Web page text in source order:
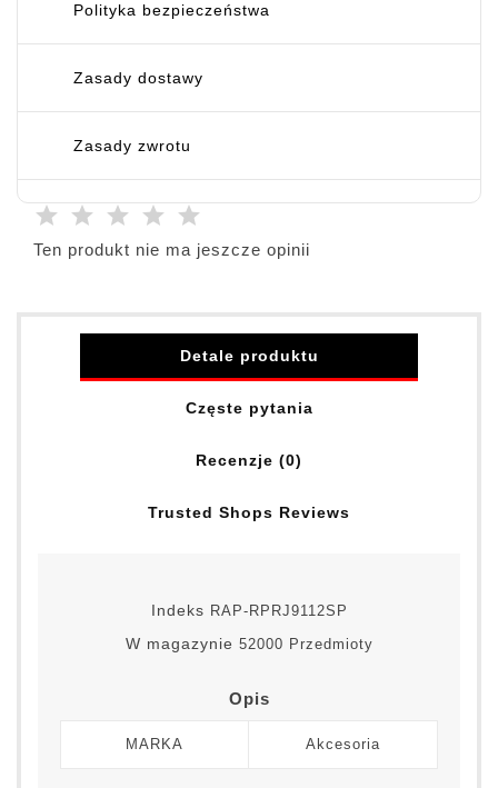
Polityka bezpieczeństwa
Zasady dostawy
Zasady zwrotu
Ten produkt nie ma jeszcze opinii
Detale produktu
Częste pytania
Recenzje (0)
Trusted Shops Reviews
Indeks RAP-RPRJ9112SP
W magazynie 52000 Przedmioty
Opis
MARKA Akcesoria